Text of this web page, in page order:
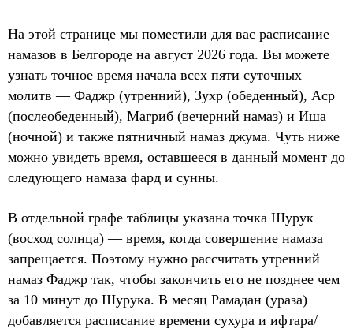
На этой странице мы поместили для вас расписание
намазов в Белгороде на август 2026 года. Вы можете
узнать точное время начала всех пяти суточных
молитв — Фаджр (утренний), Зухр (обеденный), Аср
(послеобеденный), Магриб (вечерний намаз) и Иша
(ночной) и также пятничный намаз джума. Чуть ниже
можно увидеть время, оставшееся в данный момент до
следующего намаза фард и сунны.
В отдельной графе таблицы указана точка Шурук
(восход солнца) — время, когда совершение намаза
запрещается. Поэтому нужно рассчитать утренний
намаз Фаджр так, чтобы закончить его не позднее чем
за 10 минут до Шурука. В месяц Рамадан (ураза)
добавляется расписание времени сухура и ифтара/